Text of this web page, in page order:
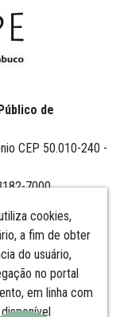
cookies,
a fim de obter
do usuário,
no portal
em linha com
de
CEP 50.010-240 -
7000